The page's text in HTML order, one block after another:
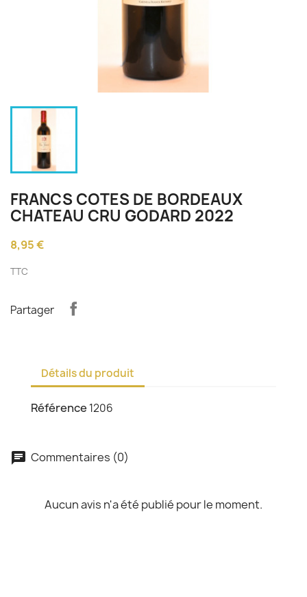
FRANCS COTES DE BORDEAUX
CHATEAU CRU GODARD 2022
8,95 €
TTC
Partager
Détails du produit
Référence 1206
chat Commentaires (0)
Aucun avis n'a été publié pour le moment.